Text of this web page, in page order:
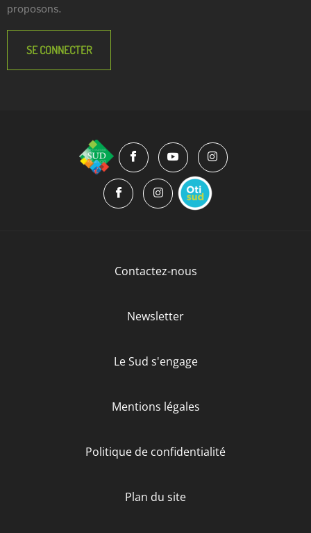
proposons.
SE CONNECTER
Contactez-nous
Newsletter
Le Sud s'engage
Mentions légales
Politique de confidentialité
Plan du site